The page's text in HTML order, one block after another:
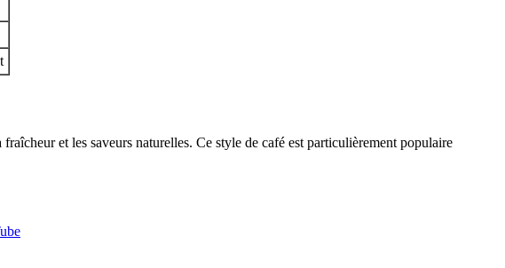
et les saveurs naturelles. Ce style de café est particulièrement populaire